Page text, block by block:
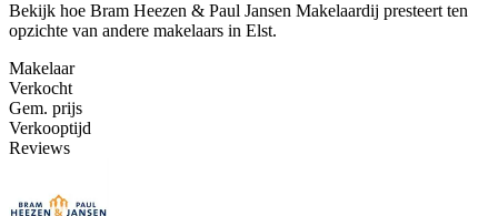
Bekijk hoe Bram Heezen & Paul Jansen Makelaardij presteert ten
opzichte van andere makelaars in Elst.
Makelaar
Verkocht
Gem. prijs
Verkooptijd
Reviews